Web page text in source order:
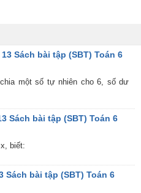
Sách bài tập (SBT) Toán 6
một số tự nhiên cho 6, số dư
Sách bài tập (SBT) Toán 6
biết:
Sách bài tập (SBT) Toán 6